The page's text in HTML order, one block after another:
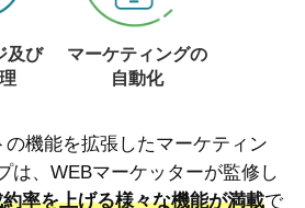
及び
マーケティングの
自動化
の機能を拡張したマーケティン
は、WEBマーケッターが監修し
率を上げる様々な機能が満載で